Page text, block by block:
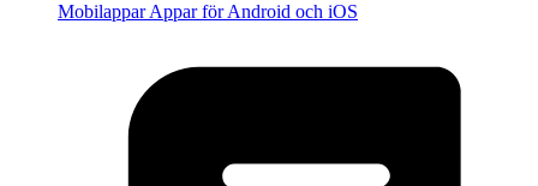
MobilapparAppar för Android och iOS